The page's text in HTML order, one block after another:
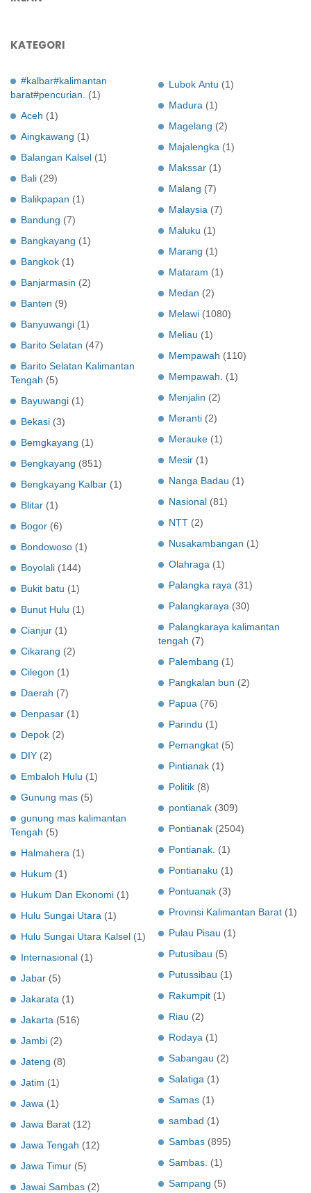
KATEGORI
#kalbar#kalimantan
barat#pencurian.
(1)
Aceh (1)
Aingkawang (1)
Balangan Kalsel (1)
Bali (29)
Balikpapan (1)
Bandung (7)
Bangkayang (1)
Bangkok (1)
Banjarmasin (2)
Banten (9)
Banyuwangi (1)
Barito Selatan (47)
Barito Selatan Kalimantan
Tengah (5)
Bayuwangi (1)
Bekasi (3)
Bemgkayang (1)
Bengkayang (851)
Bengkayang Kalbar (1)
Blitar (1)
Bogor (6)
Bondowoso (1)
Boyolali (144)
Bukit batu (1)
Bunut Hulu (1)
Cianjur (1)
Cikarang (2)
Cilegon (1)
Daerah (7)
Denpasar (1)
Depok (2)
DIY (2)
Embaloh Hulu (1)
Gunung mas (5)
gunung mas kalimantan
Tengah (5)
Halmahera (1)
Hukum (1)
Hukum Dan Ekonomi (1)
Hulu Sungai Utara (1)
Hulu Sungai Utara Kalsel (1)
Internasional (1)
Jabar (5)
Jakarata (1)
Jakarta (516)
Jambi (2)
Jateng (8)
Jatim (1)
Jawa (1)
Jawa Barat (12)
Jawa Tengah (12)
Jawa Timur (5)
Jawai Sambas (2)
Lubok Antu (1)
Madura (1)
Magelang (2)
Majalengka (1)
Makssar (1)
Malang (7)
Malaysia (7)
Maluku (1)
Marang (1)
Mataram (1)
Medan (2)
Melawi (1080)
Meliau (1)
Mempawah (110)
Mempawah.
(1)
Menjalin (2)
Meranti (2)
Merauke (1)
Mesir (1)
Nanga Badau (1)
Nasional (81)
NTT (2)
Nusakambangan (1)
Olahraga (1)
Palangka raya (31)
Palangkaraya (30)
Palangkaraya kalimantan
tengah (7)
Palembang (1)
Pangkalan bun (2)
Papua (76)
Parindu (1)
Pemangkat (5)
Pintianak (1)
Politik (8)
pontianak (309)
Pontianak (2504)
Pontianak. (1)
Pontianaku (1)
Pontuanak (3)
Provinsi Kalimantan Barat (1)
Pulau Pisau (1)
Putusibau (5)
Putussibau (1)
Rakumpit (1)
Riau (2)
Rodaya (1)
Sabangau (2)
Salatiga (1)
Samas (1)
sambad (1)
Sambas (895)
Sambas. (1)
Sampang (5)